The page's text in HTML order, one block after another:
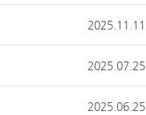
2025.11.11
2025.07.25
2025.06.25